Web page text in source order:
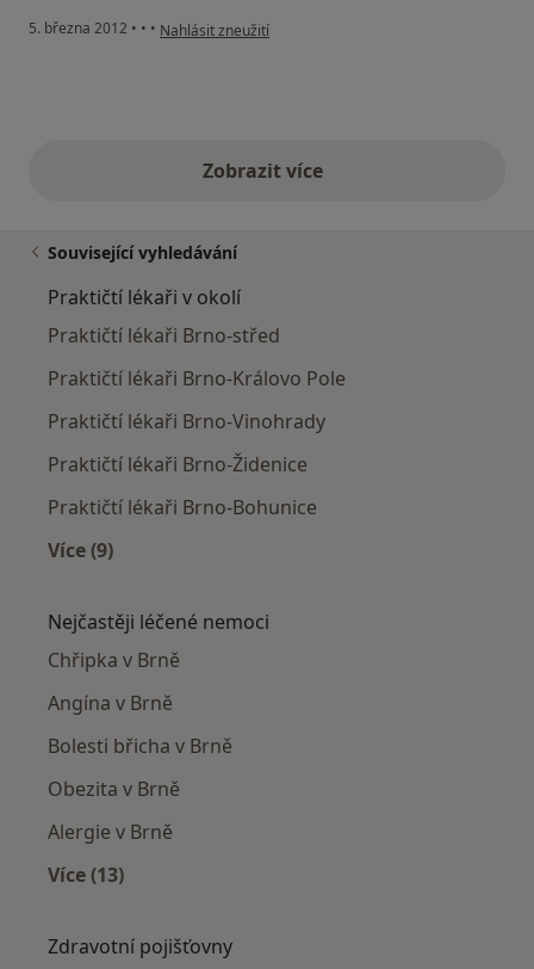
5. března 2012 • • • podle názoru uživatele Michaela
Nahlásit zneužití
Zobrazit vícevýše uvedené názory
Související vyhledávání
Praktičtí lékaři v okolí
Praktičtí lékaři Brno-střed
Praktičtí lékaři Brno-Královo Pole
Praktičtí lékaři Brno-Vinohrady
Praktičtí lékaři Brno-Židenice
Praktičtí lékaři Brno-Bohunice
Více (9)
Nejčastěji léčené nemoci
Chřipka v Brně
Angína v Brně
Bolesti břicha v Brně
Obezita v Brně
Alergie v Brně
Více (13)
Zdravotní pojišťovny